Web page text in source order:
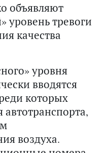
объявляют
уровень тревоги
качества
уровня
вводятся
которых
воздуха.